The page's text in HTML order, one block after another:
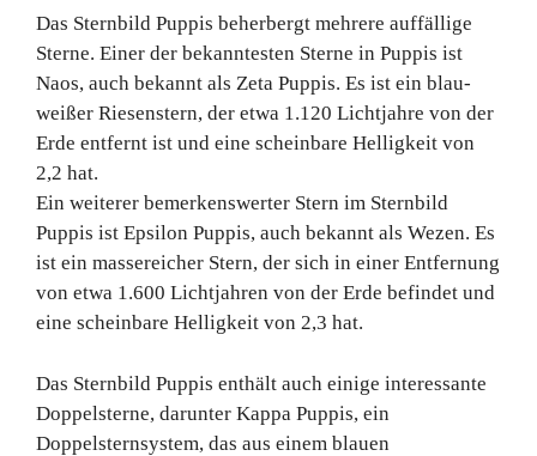
Das Sternbild Puppis beherbergt mehrere auffällige
Sterne. Einer der bekanntesten Sterne in Puppis ist
Naos, auch bekannt als Zeta Puppis. Es ist ein blau-
weißer Riesenstern, der etwa 1.120 Lichtjahre von der
Erde entfernt ist und eine scheinbare Helligkeit von
2,2 hat.
Ein weiterer bemerkenswerter Stern im Sternbild
Puppis ist Epsilon Puppis, auch bekannt als Wezen. Es
ist ein massereicher Stern, der sich in einer Entfernung
von etwa 1.600 Lichtjahren von der Erde befindet und
eine scheinbare Helligkeit von 2,3 hat.
Das Sternbild Puppis enthält auch einige interessante
Doppelsterne, darunter Kappa Puppis, ein
Doppelsternsystem, das aus einem blauen